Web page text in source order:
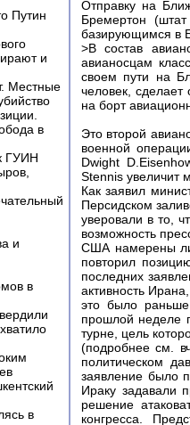
Путин
и
Местные
в
ГУИН
и
в
в
Отправку на
Бремертон
базирующимся в
>В состав
авианосцам
своем пути на
человек,
на борт
Это второй
военной
Dwight
Stennis увеличит
Как заявил
Персидском
уверовали в то,
возможность
США намерены
повторил
последних
активность
это было
прошлой неделе
турне, цель
(подробнее см.
политическом
заявление было
Ираку задавали
решение
конгресса.